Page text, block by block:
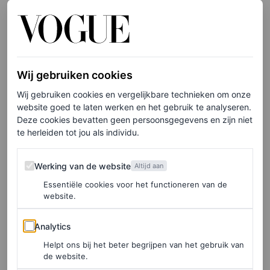
Unstoppable bij te wonen. Lopez droeg een chique
casual outfit die perfect is voor een dagelijkse look, maar
ook nog steeds past bij elk eindejaarsfeest. Kan denim
gekleed zijn? J.Lo zegt van wel, mits je er een mooie
blazer en accessoires aan toevoegt.
Elke week onze beste artikelen in je inbox?
Lopez koos een licht uitlopende jeans als basis. Hoewel
je niet meteen aan denim zou denken voor een
party, combineerde ze de broek met een blauw colbert en
een doorschijnende blouse in dezelfde kleur – waardoor
Wij gebruiken cookies
Wij gebruiken cookies en vergelijkbare technieken om onze
website goed te laten werken en het gebruik te analyseren.
Deze cookies bevatten geen persoonsgegevens en zijn niet
te herleiden tot jou als individu.
Werking van de website
Werking van de website Altijd aan
Essentiële cookies voor het functioneren van de
website.
Analytics
Analytics
Helpt ons bij het beter begrijpen van het gebruik van
de website.